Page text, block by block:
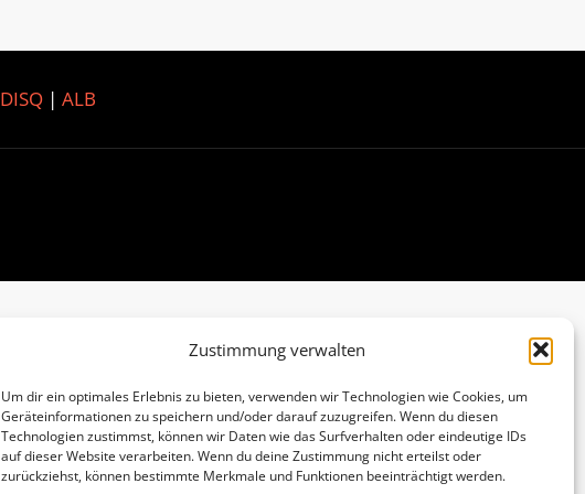
Zustimmung verwalten
Um dir ein optimales Erlebnis zu bieten, verwenden wir Technologien wie Cookies, um
Geräteinformationen zu speichern und/oder darauf zuzugreifen. Wenn du diesen
Technologien zustimmst, können wir Daten wie das Surfverhalten oder eindeutige IDs
auf dieser Website verarbeiten. Wenn du deine Zustimmung nicht erteilst oder
zurückziehst, können bestimmte Merkmale und Funktionen beeinträchtigt werden.
DISQ| ALB